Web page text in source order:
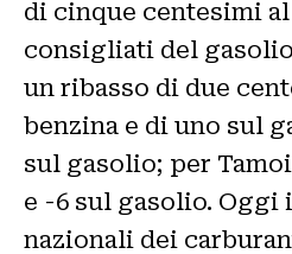
di cinque centesimi
consigliati del
un ribasso di due
benzina e di uno sul
sul gasolio; per
e -6 sul gasolio. Oggi
nazionali dei